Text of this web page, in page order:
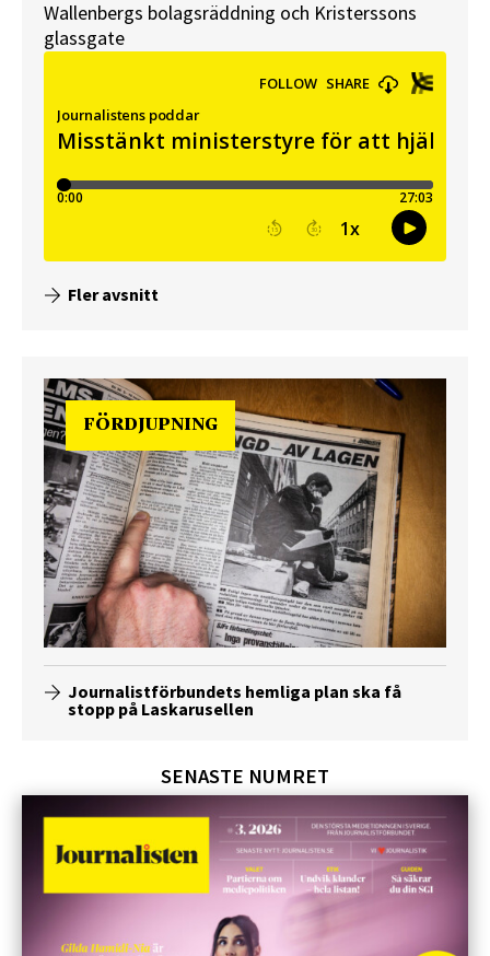
Wallenbergs bolagsräddning och Kristerssons
glassgate
Fler avsnitt
FÖRDJUPNING
Journalistförbundets hemliga plan ska få
stopp på Laskarusellen
SENASTE NUMRET